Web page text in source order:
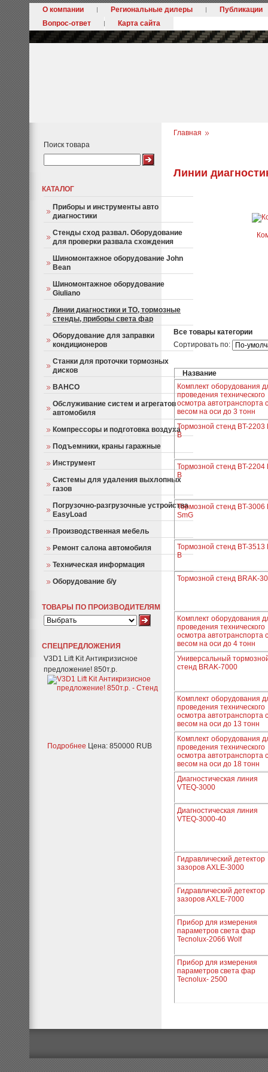
О компании Региональные дилеры
Публикации
Вопрос-ответ
Карта сайта
Поиск товара
КАТАЛОГ
Приборы и инструменты авто
диагностики
Стенды сход развал. Оборудование
для проверки развала схождения
Шиномонтажное оборудование John
Bean
Шиномонтажное оборудование
Giuliano
Линии диагностики и ТО, тормозные
стенды, приборы света фар
Оборудование для заправки
кондиционеров
Станки для проточки тормозных
дисков
BAHCO
Обслуживание систем и агрегатов
автомобиля
Компрессоры и подготовка воздуха
Подъемники, краны гаражные
Инструмент
Системы для удаления выхлопных
газов
Погрузочно-разгрузочные устройства
EasyLoad
Производственная мебель
Ремонт салона автомобиля
Техническая информация
Оборудование б/у
ТОВАРЫ ПО ПРОИЗВОДИТЕЛЯМ
СПЕЦПРЕДЛОЖЕНИЯ
V3D1 Lift Kit Антикризисное
предложение! 850т.р.
Подробнее Цена: 850000 RUB
Главная
Линии
Все товары категории
Сортировать по:
Название
Комплект оборудования
проведения технического
осмотра автотранспорта с
весом на оси до 3 тонн
Тормозной стенд BT-2203
B
Тормозной стенд BT-2204
B
Тормозной стенд BT-3006
SmG
Тормозной стенд BT-3513
B
Тормозной стенд BRAK-
Комплект оборудования
проведения технического
осмотра автотранспорта с
весом на оси до 4 тонн
Универсальный
стенд BRAK-7000
Комплект оборудования
проведения технического
осмотра автотранспорта с
весом на оси до 13 тонн
Комплект оборудования
проведения технического
осмотра автотранспорта с
весом на оси до 18 тонн
Диагностическая линия
VTEQ-3000
Диагностическая линия
VTEQ-3000-40
Гидравлический детектор
зазоров AXLE-3000
Гидравлический детектор
зазоров AXLE-7000
Прибор для измерения
параметров света фар
Tecnolux-2066 Wolf
Прибор для измерения
параметров света фар
Tecnolux- 2500